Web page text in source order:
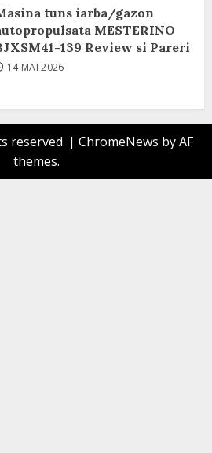
8 IUNIE 2026tuns iarba/gazon
MESTERINO
139 Review si Pareri
14 MAI 2026
reserved. | ChromeNews by AF
themes.